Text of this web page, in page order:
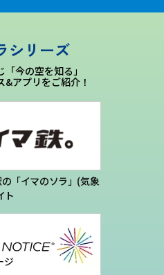
シリーズ
今の空を知る」
アプリをご紹介！
「イマのソラ」(気象
ト